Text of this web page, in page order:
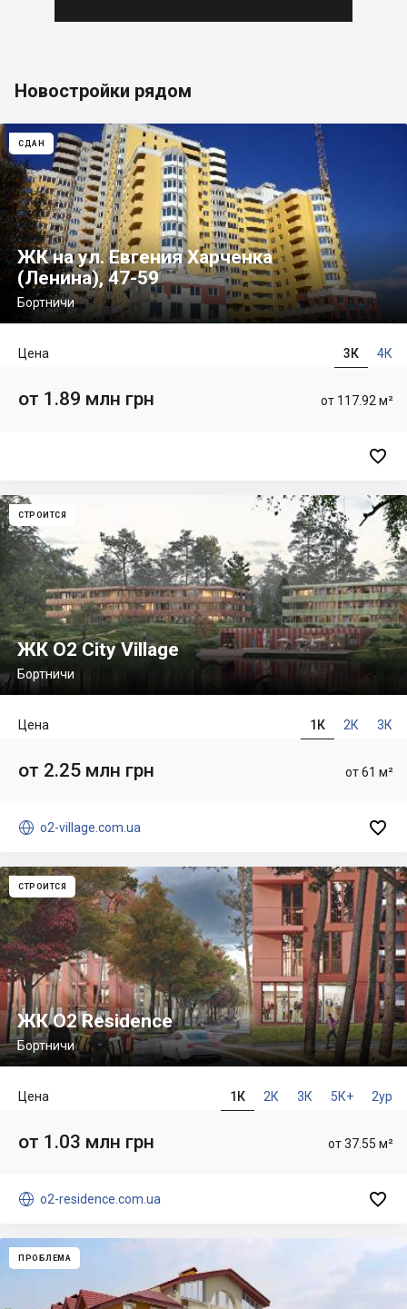
Новостройки рядом
СДАН
ЖК на ул. Евгения Харченка
(Ленина), 47-59
Бортничи
3К 4К
Цена
от 117.92 м²
от 1.89 млн грн

СТРОИТСЯ
ЖК O2 City Village
Бортничи
1К 2К 3К
Цена
от 61 м²
от 2.25 млн грн
 o2-village.com.ua 
СТРОИТСЯ
ЖК O2 Residence
Бортничи
1К 2К 3К 5К+ 2ур
Цена
от 37.55 м²
от 1.03 млн грн
 o2-residence.com.ua 
ПРОБЛЕМА